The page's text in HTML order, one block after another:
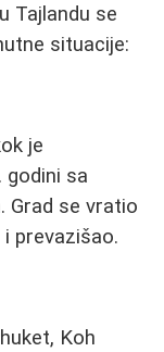
Tajlandu se
situacije:
je
godini sa
Grad se vratio
prevazišao.
Koh